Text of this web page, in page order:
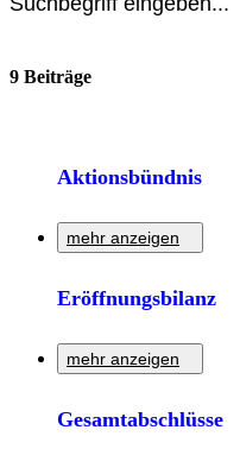
9 Beiträge
Aktionsbündnis
mehr anzeigen
Informationen zum
Eröffnungsbilanz
mehr anzeigen
Informationen zum
Gesamtabschlüsse